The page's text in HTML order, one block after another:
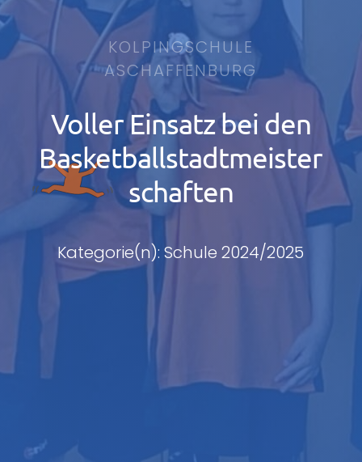
KOLPINGSCHULE
ASCHAFFENBURG
Voller Einsatz bei den
Basketballstadtmeister
schaften
Kategorie(n): Schule 2024/2025